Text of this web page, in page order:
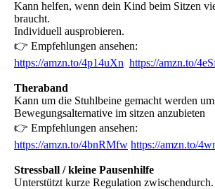
Kann helfen, wenn dein Kind beim Sitzen
braucht.
Individuell ausprobieren.
👉 Empfehlungen ansehen:
https://amzn.to/4p14uXn https://amzn.to/
Theraband
Kann um die Stuhlbeine gemacht werden um
Bewegungsalternative im sitzen anzubieten
👉 Empfehlungen ansehen:
https://amzn.to/4bnRMfw https://amzn.to/
Stressball / kleine Pausenhilfe
Unterstützt kurze Regulation zwischendurch.